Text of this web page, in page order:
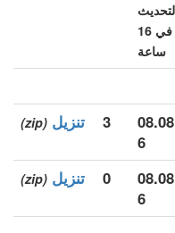
التالي في 16
ساعة
6
3 تنزيل (zip)
6
0 تنزيل (zip)